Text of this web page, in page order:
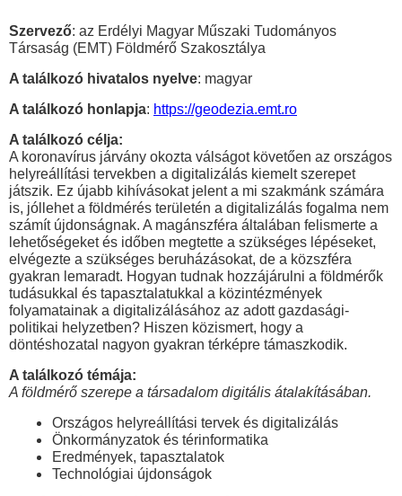
Szervező: az Erdélyi Magyar Műszaki Tudományos
Társaság (EMT) Földmérő Szakosztálya
A találkozó hivatalos nyelve: magyar
A találkozó honlapja: https://geodezia.emt.ro
A találkozó célja:
A koronavírus járvány okozta válságot követően az országos
helyreállítási tervekben a digitalizálás kiemelt szerepet
játszik. Ez újabb kihívásokat jelent a mi szakmánk számára
is, jóllehet a földmérés területén a digitalizálás fogalma nem
számít újdonságnak. A magánszféra általában felismerte a
lehetőségeket és időben megtette a szükséges lépéseket,
elvégezte a szükséges beruházásokat, de a közszféra
gyakran lemaradt. Hogyan tudnak hozzájárulni a földmérők
tudásukkal és tapasztalatukkal a közintézmények
folyamatainak a digitalizálásához az adott gazdasági-
politikai helyzetben? Hiszen közismert, hogy a
döntéshozatal nagyon gyakran térképre támaszkodik.
A találkozó témája:
A földmérő szerepe a társadalom digitális átalakításában.
Országos helyreállítási tervek és digitalizálás
Önkormányzatok és térinformatika
Eredmények, tapasztalatok
Technológiai újdonságok